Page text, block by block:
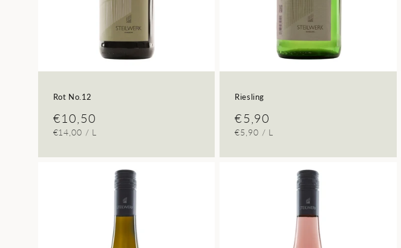
Rot No.12
Normaler
Preis
€10,50
GRUNDPREIS
€14,00 / PRO
L
Riesling
Normaler
Preis
€5,90
GRUNDPREIS
€5,90 / PRO
L